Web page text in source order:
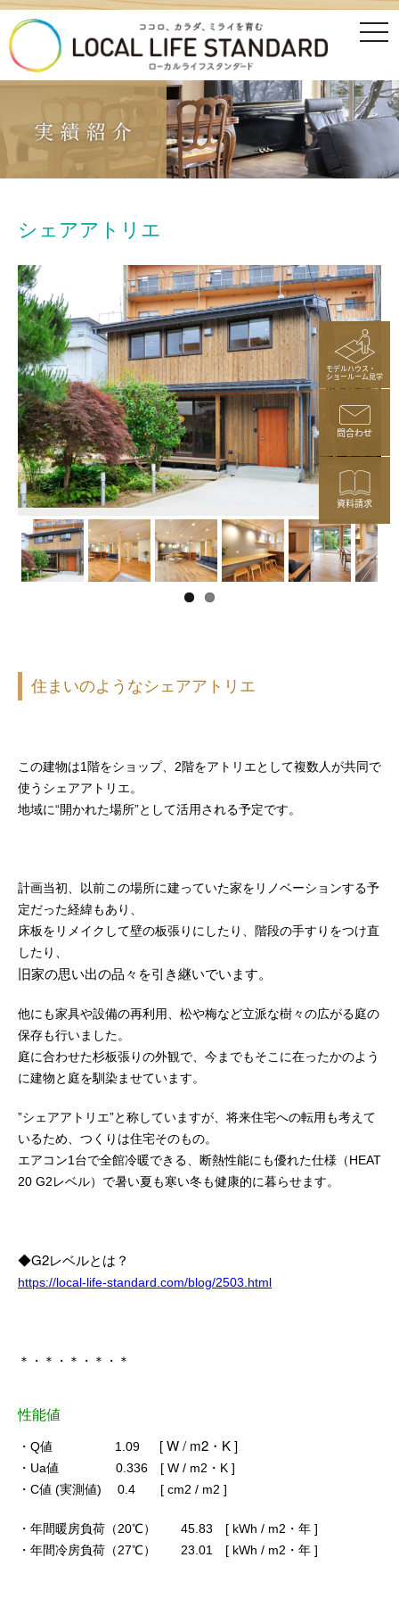
モデルハウス・
ショールーム見学
問合わせ
資料請求
シェアアトリエ
住まいのようなシェアアトリエ
この建物は1階をショップ、2階をアトリエとして複数人が共同で
使うシェアアトリエ。
地域に“開かれた場所”として活用される予定です。
計画当初、以前この場所に建っていた家をリノベーションする予
定だった経緯もあり、
床板をリメイクして壁の板張りにしたり、階段の手すりをつけ直
したり、
旧家の思い出の品々を引き継いでいます。
他にも家具や設備の再利用、松や梅など立派な樹々の広がる庭の
保存も行いました。
庭に合わせた杉板張りの外観で、今までもそこに在ったかのよう
に建物と庭を馴染ませています。
”シェアアトリエ”と称していますが、将来住宅への転用も考えて
いるため、つくりは住宅そのもの。
エアコン1台で全館冷暖できる、断熱性能にも優れた仕様（HEAT
20 G2レベル）で暑い夏も寒い冬も健康的に暮らせます。
◆G2レベルとは？
https://local-life-standard.com/blog/2503.html
＊・＊・＊・＊・＊
性能値
・Q値 1.09 [ W / m2・K ]
・Ua値 0.336 [ W / m2・K ]
・C値 (実測値) 0.4 [ cm2 / m2 ]
・年間暖房負荷（20℃） 45.83 [ kWh / m2・年 ]
・年間冷房負荷（27℃） 23.01 [ kWh / m2・年 ]